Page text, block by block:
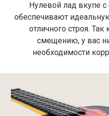
Нулевой лад вкупе
обеспечивают
отличного строя. Так
смещению, у вас
необходимости